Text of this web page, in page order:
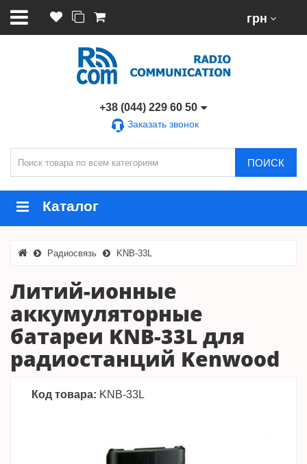
грн
+38 (044) 229 60 50
Заказать звонок
ПОИСК
Каталог
Радиосвязь KNB-33L
Литий-ионные
аккумуляторные
батареи KNB-33L для
радиостанций Kenwood
Код товара: KNB-33L